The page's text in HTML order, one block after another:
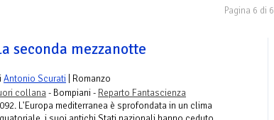
Pagina 6 di 6
seconda mezzanotte
Antonio Scurati | Romanzo
collana- Bompiani - Reparto Fantascienza
L'Europa mediterranea è sprofondata in un clima